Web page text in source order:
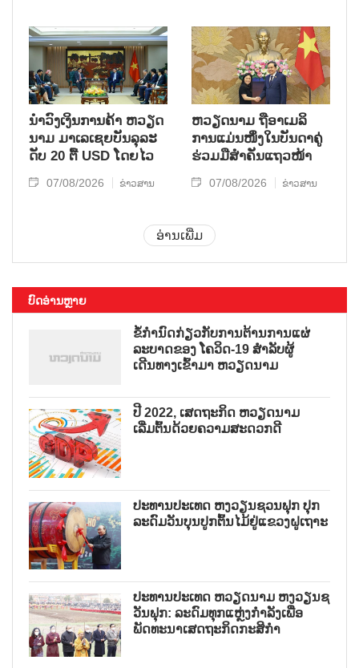
ນຳ​ວົງ​ເງິນ​ການ​ຄ້າ ຫວຽດ​
ນາມ ມາ​ເລ​ເຊຍ​ບັນ​ລຸ​ລະ​
ດັບ 20 ຕື້ USD ໂດຍ​ໄວ
07/08/2026 ຂ່າວສານ
ຫ​ວຽດ​ນາມ ຖື​ອາ​ເມ​ລິ​
ການ​ແມ່ນ​ໜຶ່ງ​ໃນ​ບັນ​ດາ​ຄູ່​
ຮ່ວມ​ມື​ສຳ​ຄັນ​ແຖວ​ໜ້າ
07/08/2026 ຂ່າວສານ
ອ່ານເພີ່ມ
ບົດອ່ານຫຼາຍ
ຂໍ້ກຳນົດກ່ຽວກັບການຕ້ານການແຜ່
ລະບາດຂອງ ໂຄວິດ-19 ສຳລັບຜູ້
ເດີນທາງເຂົ້າມາ ຫວຽດນາມ
ປີ 2022, ເສດຖະກິດ ຫວຽດນາມ
ເລີ່ມຕົ້ນດ້ວຍຄວາມສະດວກດີ
ປະທານປະເທດ ຫງວຽນຊວນຟຸກ ປຸກ
ລະດົມວັນບຸນປູກຕົ້ນໄມ້ຢູ່ແຂວງຝູເຖາະ
ປະທານປະເທດ ຫວຽດນາມ ຫງວຽນຊ
ວັນຟຸກ: ລະດົມທຸກແຫຼ່ງກຳລັງເພື່ອ
ພັດທະນາເສດຖະກິດກະສິກຳ